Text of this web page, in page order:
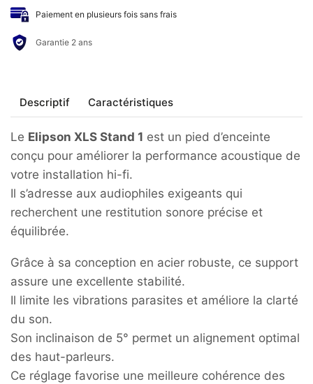
Pieds
XLS
Paiement en plusieurs fois sans frais
Garantie 2 ans
Descriptif Caractéristiques
Le Elipson XLS Stand 1 est un pied d’enceinte
conçu pour améliorer la performance acoustique de
votre installation hi-fi.
Il s’adresse aux audiophiles exigeants qui
recherchent une restitution sonore précise et
équilibrée.
Grâce à sa conception en acier robuste, ce support
assure une excellente stabilité.
Il limite les vibrations parasites et améliore la clarté
du son.
Son inclinaison de 5° permet un alignement optimal
des haut-parleurs.
Ce réglage favorise une meilleure cohérence des